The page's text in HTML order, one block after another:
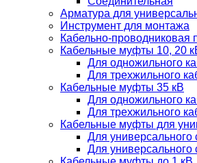
Арматура для
Инструмент для монтажа
Кабельно-проводниковая
Кабельные муфты 10, 20
Для одножильного
Для трехжильного
Кабельные муфты 35 кВ
Для одножильного
Для трехжильного
Кабельные муфты для
Для универсального
Для